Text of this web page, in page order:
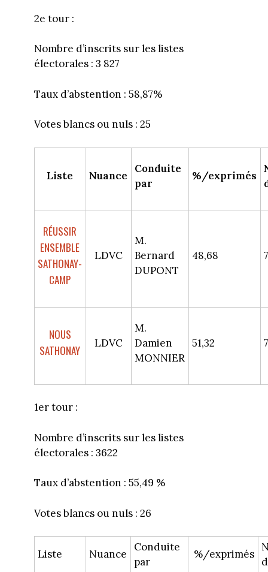
2e tour :
Nombre d’inscrits sur les listes
électorales : 3 827
Taux d’abstention : 58,87%
Votes blancs ou nuls : 25
Liste Nuance
Conduite
par
%/exprimés
RÉUSSIR
ENSEMBLE
SATHONAY-
CAMP
LDVC
M.
Bernard
DUPONT
48,68
NOUS
SATHONAY
LDVC
M.
Damien
MONNIER
51,32
1er tour :
Nombre d’inscrits sur les listes
électorales : 3622
Taux d’abstention : 55,49 %
Votes blancs ou nuls : 26
Liste Nuance
Conduite
par
%/exprimés